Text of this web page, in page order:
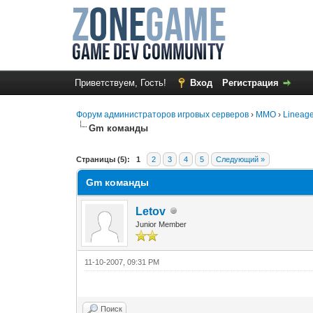
Приветствуем, Гость! Вход Регистрация
Форум администраторов игровых серверов › MMO › Lineage
Gm команды
Страницы (5): 1 2 3 4 5 Следующий »
0 Голос(ов) - 0 в среднем
1
2
3
4
5
Gm команды
Letov
Junior Member
11-10-2007, 09:31 PM
Поиск